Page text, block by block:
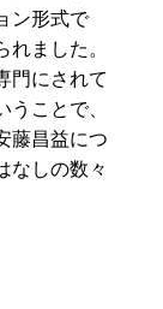
ン形式で
れました。
門にされて
ことで、
藤昌益につ
なしの数々